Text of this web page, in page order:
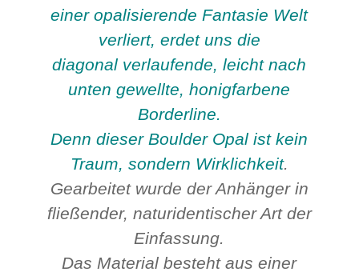
einer opalisierende Fantasie Welt
verliert, erdet uns die
diagonal verlaufende, leicht nach
unten gewellte, honigfarbene
Borderline.
Denn dieser Boulder Opal ist kein
Traum, sondern Wirklichkeit.
Gearbeitet wurde der Anhänger in
fließender, naturidentischer Art der
Einfassung.
Das Material besteht aus einer